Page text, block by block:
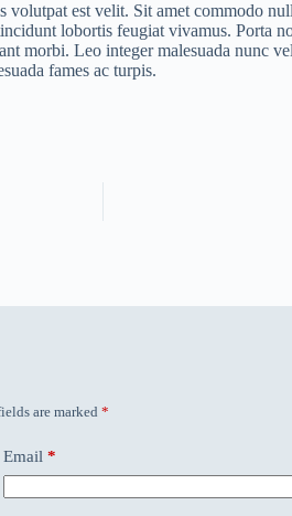
volutpat est velit. Sit amet commodo
lobortis feugiat vivamus. Porta
morbi. Leo integer malesuada nunc
fames ac turpis.
are marked *
Email *